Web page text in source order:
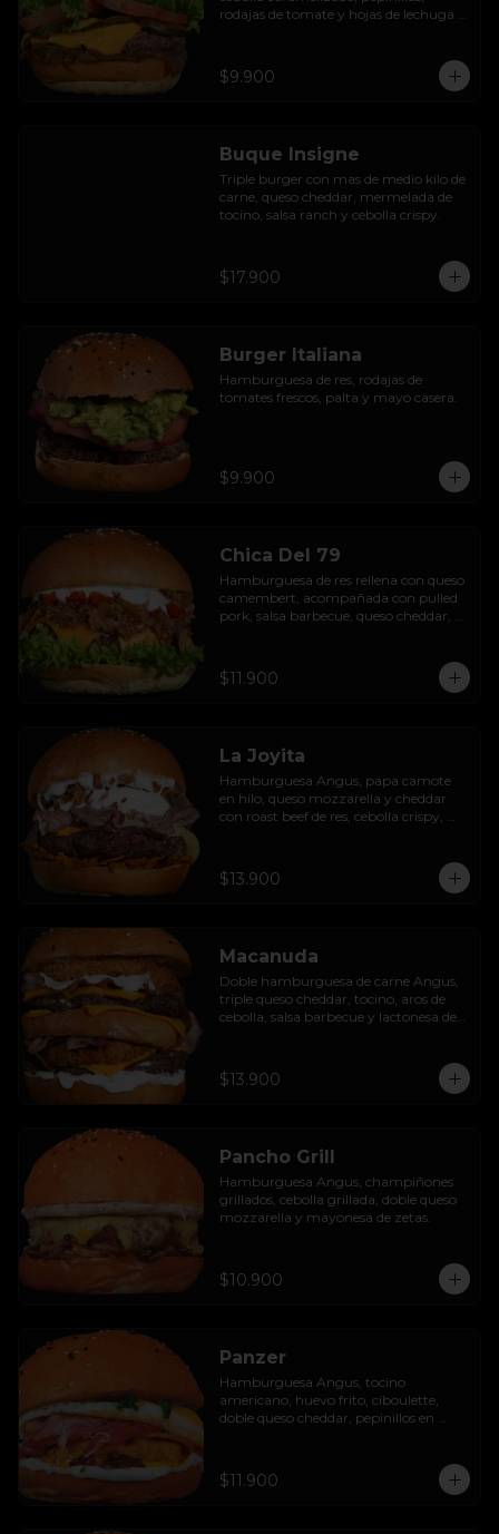
rodajas de tomate y hojas de lechuga
$9.900
Buque Insigne
Triple burger con mas de medio kilo de
carne, queso cheddar, mermelada de
tocino, salsa ranch y cebolla crispy.
$17.900
Burger Italiana
Hamburguesa de res, rodajas de
tomates frescos, palta y mayo casera.
$9.900
Chica Del 79
Hamburguesa de res rellena con queso
camembert, acompañada con pulled
pork, salsa barbecue, queso cheddar,
$11.900
La Joyita
Hamburguesa Angus, papa camote
en hilo, queso mozzarella y cheddar
con roast beef de res, cebolla crispy,
$13.900
Macanuda
Doble hamburguesa de carne Angus,
triple queso cheddar, tocino, aros de
cebolla, salsa barbecue y lactonesa de
$13.900
Pancho Grill
Hamburguesa Angus, champiñones
grillados, cebolla grillada, doble queso
mozzarella y mayonesa de zetas.
$10.900
Panzer
Hamburguesa Angus, tocino
americano, huevo frito, ciboulette,
doble queso cheddar, pepinillos en
$11.900